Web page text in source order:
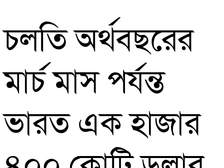
চলতি অর্থবছরের
মার্চ মাস পর্যন্ত
ভারত এক হাজার